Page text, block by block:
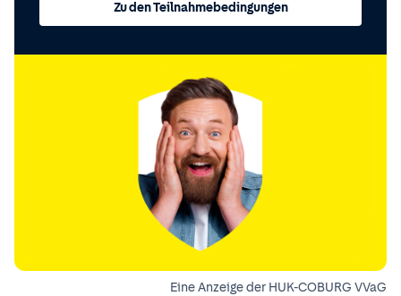
Zu den Teilnahmebedingungen
Eine Anzeige der HUK-COBURG VVaG